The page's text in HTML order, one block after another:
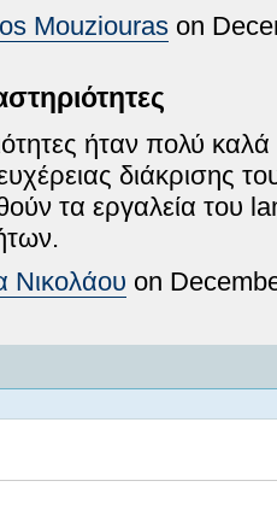
Mouziouras on
ήταν πολύ
διάκρισης
τα εργαλεία του
Νικολάου on